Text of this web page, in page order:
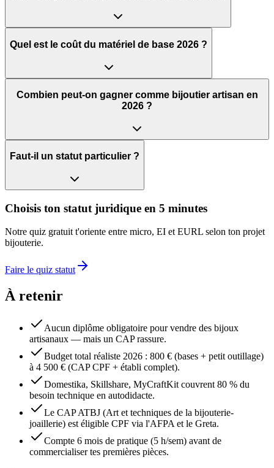
Quel est le coût du matériel de base 2026 ?
Combien peut-on gagner comme bijoutier artisan en
2026 ?
Faut-il un statut particulier ?
Choisis ton statut juridique en 5 minutes
Notre quiz gratuit t'oriente entre micro, EI et EURL selon ton projet
bijouterie.
Faire le quiz statut
À retenir
Aucun diplôme obligatoire pour vendre des bijoux
artisanaux — mais un CAP rassure.
Budget total réaliste 2026 : 800 € (bases + petit outillage)
à 4 500 € (CAP CPF + établi complet).
Domestika, Skillshare, MyCraftKit couvrent 80 % du
besoin technique en autodidacte.
Le CAP ATBJ (Art et techniques de la bijouterie-
joaillerie) est éligible CPF via l'AFPA et le Greta.
Compte 6 mois de pratique (5 h/sem) avant de
commercialiser tes premières pièces.